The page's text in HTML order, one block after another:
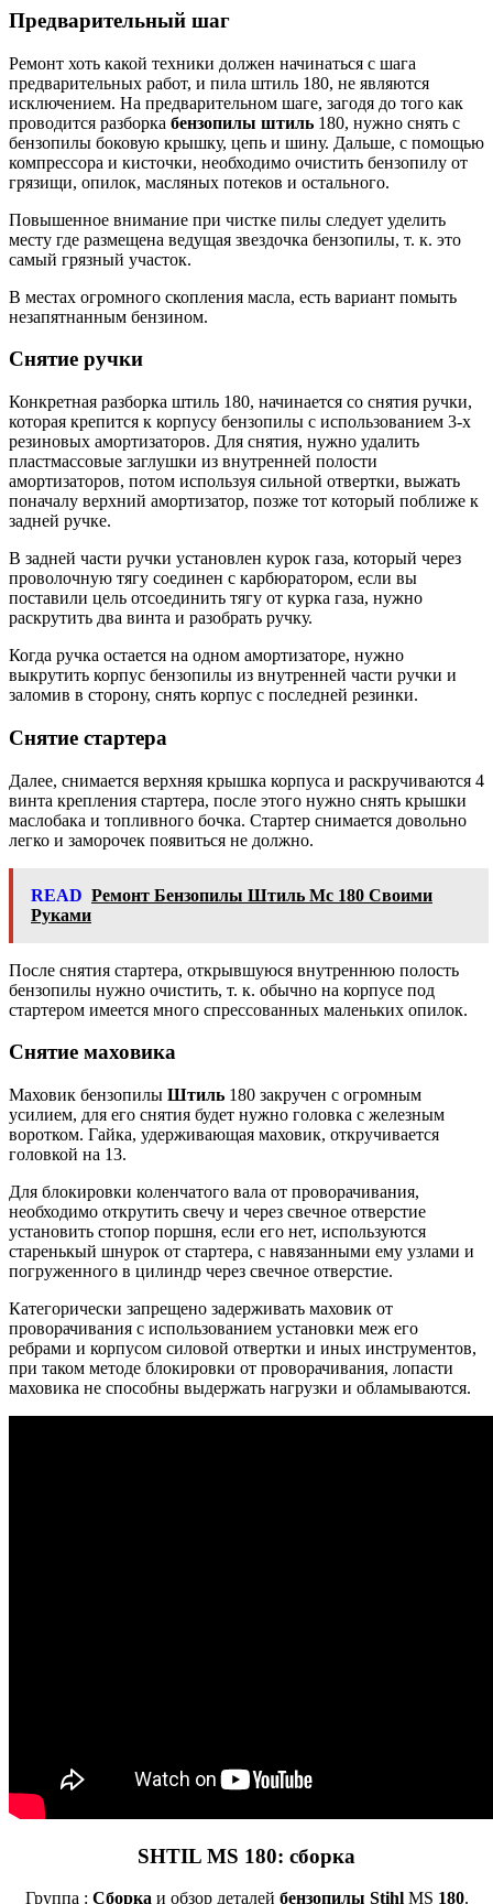
Предварительный шаг
Ремонт хоть какой техники должен начинаться с шага
предварительных работ, и пила штиль 180, не являются
исключением. На предварительном шаге, загодя до того как
проводится разборка бензопилы штиль 180, нужно снять с
бензопилы боковую крышку, цепь и шину. Дальше, с помощью
компрессора и кисточки, необходимо очистить бензопилу от
грязищи, опилок, масляных потеков и остального.
Повышенное внимание при чистке пилы следует уделить
месту где размещена ведущая звездочка бензопилы, т. к. это
самый грязный участок.
В местах огромного скопления масла, есть вариант помыть
незапятнанным бензином.
Снятие ручки
Конкретная разборка штиль 180, начинается со снятия ручки,
которая крепится к корпусу бензопилы с использованием 3-х
резиновых амортизаторов. Для снятия, нужно удалить
пластмассовые заглушки из внутренней полости
амортизаторов, потом используя сильной отвертки, выжать
поначалу верхний амортизатор, позже тот который поближе к
задней ручке.
В задней части ручки установлен курок газа, который через
проволочную тягу соединен с карбюратором, если вы
поставили цель отсоединить тягу от курка газа, нужно
раскрутить два винта и разобрать ручку.
Когда ручка остается на одном амортизаторе, нужно
выкрутить корпус бензопилы из внутренней части ручки и
заломив в сторону, снять корпус с последней резинки.
Снятие стартера
Далее, снимается верхняя крышка корпуса и раскручиваются 4
винта крепления стартера, после этого нужно снять крышки
маслобака и топливного бочка. Стартер снимается довольно
легко и заморочек появиться не должно.
READ Ремонт Бензопилы Штиль Мс 180 Своими
Руками
После снятия стартера, открывшуюся внутреннюю полость
бензопилы нужно очистить, т. к. обычно на корпусе под
стартером имеется много спрессованных маленьких опилок.
Снятие маховика
Маховик бензопилы Штиль 180 закручен с огромным
усилием, для его снятия будет нужно головка с железным
воротком. Гайка, удерживающая маховик, откручивается
головкой на 13.
Для блокировки коленчатого вала от проворачивания,
необходимо открутить свечу и через свечное отверстие
установить стопор поршня, если его нет, используются
старенькый шнурок от стартера, с навязанными ему узлами и
погруженного в цилиндр через свечное отверстие.
Категорически запрещено задерживать маховик от
проворачивания с использованием установки меж его
ребрами и корпусом силовой отвертки и иных инструментов,
при таком методе блокировки от проворачивания, лопасти
маховика не способны выдержать нагрузки и обламываются.
SHTIL MS 180: сборка
Группа : Сборкаи обзор деталей бензопилы StihlMS 180.